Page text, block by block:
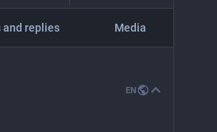
and replies Media
EN